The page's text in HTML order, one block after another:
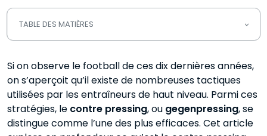
TABLE DES MATIÈRES
(gegenpressing) ?
Comment travailler le contre pressing
?
Le contre pressing de Klopp et de
Si on observe le football de ces dix dernières années,
on s’aperçoit qu’il existe de nombreuses tactiques
utilisées par les entraîneurs de haut niveau. Parmi ces
stratégies, le contre pressing, ou gegenpressing, se
distingue comme l’une des plus efficaces. Cet article